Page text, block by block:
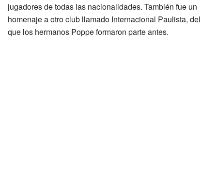
jugadores de todas las nacionalidades. También fue un
homenaje a otro club llamado Internacional Paulista, del
que los hermanos Poppe formaron parte antes.